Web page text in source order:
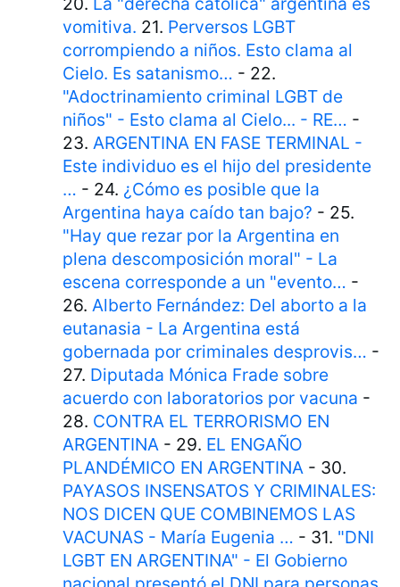
vomitiva. 21. Perversos LGBT
corrompiendo a niños. Esto clama al
Cielo. Es satanismo… - 22.
"Adoctrinamiento criminal LGBT de
niños" - Esto clama al Cielo... - RE… -
23.ARGENTINA EN FASE TERMINAL -
Este individuo es el hijo del presidente
… - 24. ¿Cómo es posible que la
Argentina haya caído tan bajo? - 25.
"Hay que rezar por la Argentina en
plena descomposición moral" - La
escena corresponde a un "evento… -
26.Alberto Fernández: Del aborto a la
eutanasia - La Argentina está
gobernada por criminales desprovis… -
27. Diputada Mónica Frade sobre
acuerdo con laboratorios por vacuna -
28. CONTRA EL TERRORISMO EN
ARGENTINA - 29. EL ENGAÑO
PLANDÉMICO EN ARGENTINA - 30.
PAYASOS INSENSATOS Y CRIMINALES:
NOS DICEN QUE COMBINEMOS LAS
VACUNAS - María Eugenia … - 31. "DNI
LGBT EN ARGENTINA" - El Gobierno